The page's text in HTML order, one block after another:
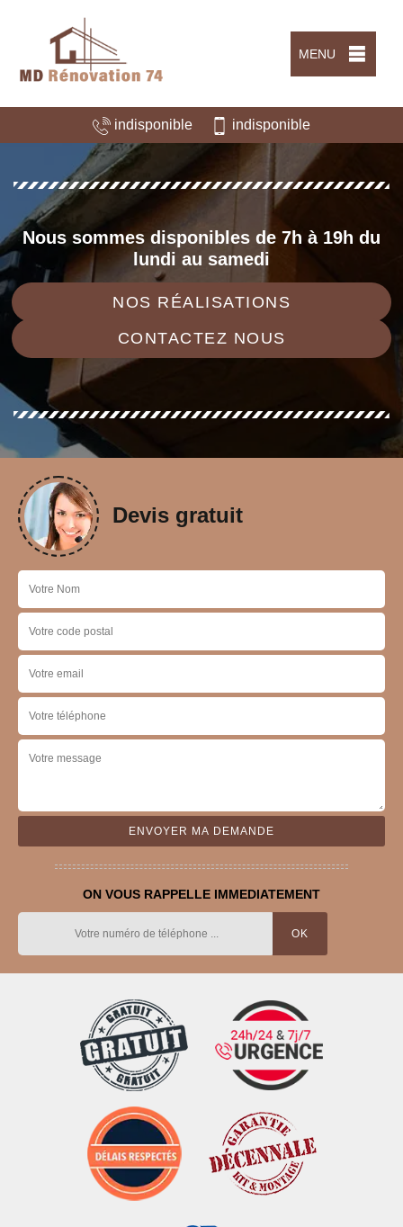
MENU
indisponible indisponible
Nous sommes disponibles de 7h à 19h du
lundi au samedi
NOS RÉALISATIONS
CONTACTEZ NOUS
Devis gratuit
ON VOUS RAPPELLE IMMEDIATEMENT